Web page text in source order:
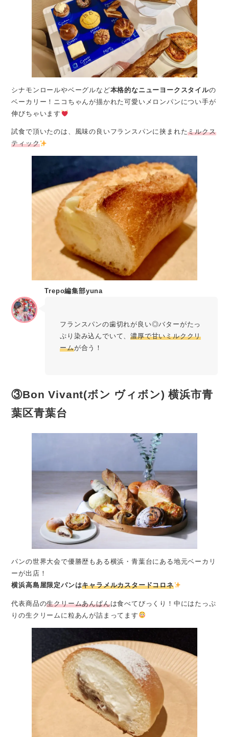
シナモンロールやベーグルなど本格的なニューヨークスタイルの
ベーカリー！ニコちゃんが描かれた可愛いメロンパンについ手が
伸びちゃいます
試食で頂いたのは、風味の良いフランスパンに挟まれたミルクス
ティック
Trepo編集部yuna
フランスパンの歯切れが良い◎バターがたっ
ぷり染み込んでいて、濃厚で甘いミルククリ
ームが合う！
③Bon Vivant(ボン ヴィボン) 横浜市青
葉区青葉台
パンの世界大会で優勝歴もある横浜・青葉台にある地元ベーカリ
ーが出店！
横浜高島屋限定パンはキャラメルカスタードコロネ
代表商品の生クリームあんぱんは食べてびっくり！中にはたっぷ
りの生クリームに粒あんが詰まってます